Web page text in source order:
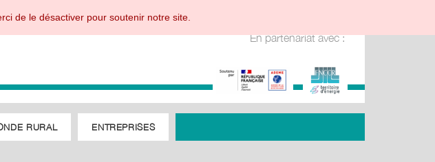
En partenariat avec :
RURAL ENTREPRISES
de le désactiver pour soutenir notre site.